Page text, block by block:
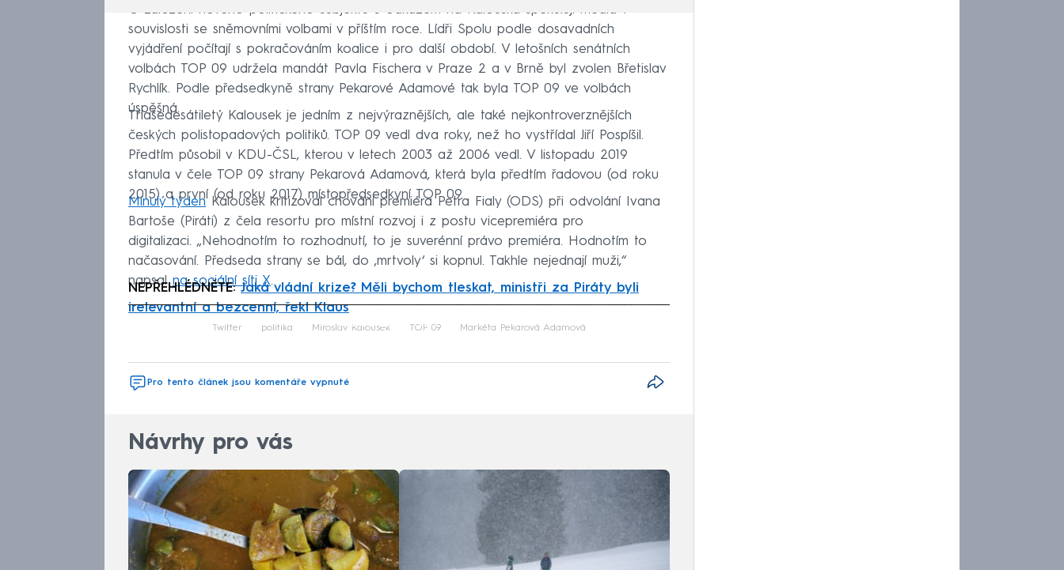
O založení nového politického subjektu s odkazem na Kalouska spekulují média v
souvislosti se sněmovními volbami v příštím roce. Lídři Spolu podle dosavadních
vyjádření počítají s pokračováním koalice i pro další období. V letošních senátních
volbách TOP 09 udržela mandát Pavla Fischera v Praze 2 a v Brně byl zvolen Břetislav
Rychlík. Podle předsedkyně strany Pekarové Adamové tak byla TOP 09 ve volbách
úspěšná.
Třiašedesátiletý Kalousek je jedním z nejvýraznějších, ale také nejkontroverznějších
českých polistopadových politiků. TOP 09 vedl dva roky, než ho vystřídal Jiří Pospíšil.
Předtím působil v KDU-ČSL, kterou v letech 2003 až 2006 vedl. V listopadu 2019
stanula v čele TOP 09 strany Pekarová Adamová, která byla předtím řadovou (od roku
2015) a první (od roku 2017) místopředsedkyní TOP 09.
Minulý týdenKalousek kritizoval chování premiéra Petra Fialy (ODS) při odvolání Ivana
Bartoše (Piráti) z čela resortu pro místní rozvoj i z postu vicepremiéra pro
digitalizaci. „Nehodnotím to rozhodnutí, to je suverénní právo premiéra. Hodnotím to
načasování. Předseda strany se bál, do ‚mrtvoly‘ si kopnul. Takhle nejednají muži,“
napsalna sociální síti X.
NEPŘEHLÉDNĚTE:Jaká vládní krize? Měli bychom tleskat, ministři za Piráty byli
irelevantní a bezcenní, řekl Klaus
Failed to fetch
Twitter politika Miroslav Kalousek TOP 09 Markéta Pekarová Adamová
Pro tento článek jsou komentáře vypnuté
Návrhy pro vás